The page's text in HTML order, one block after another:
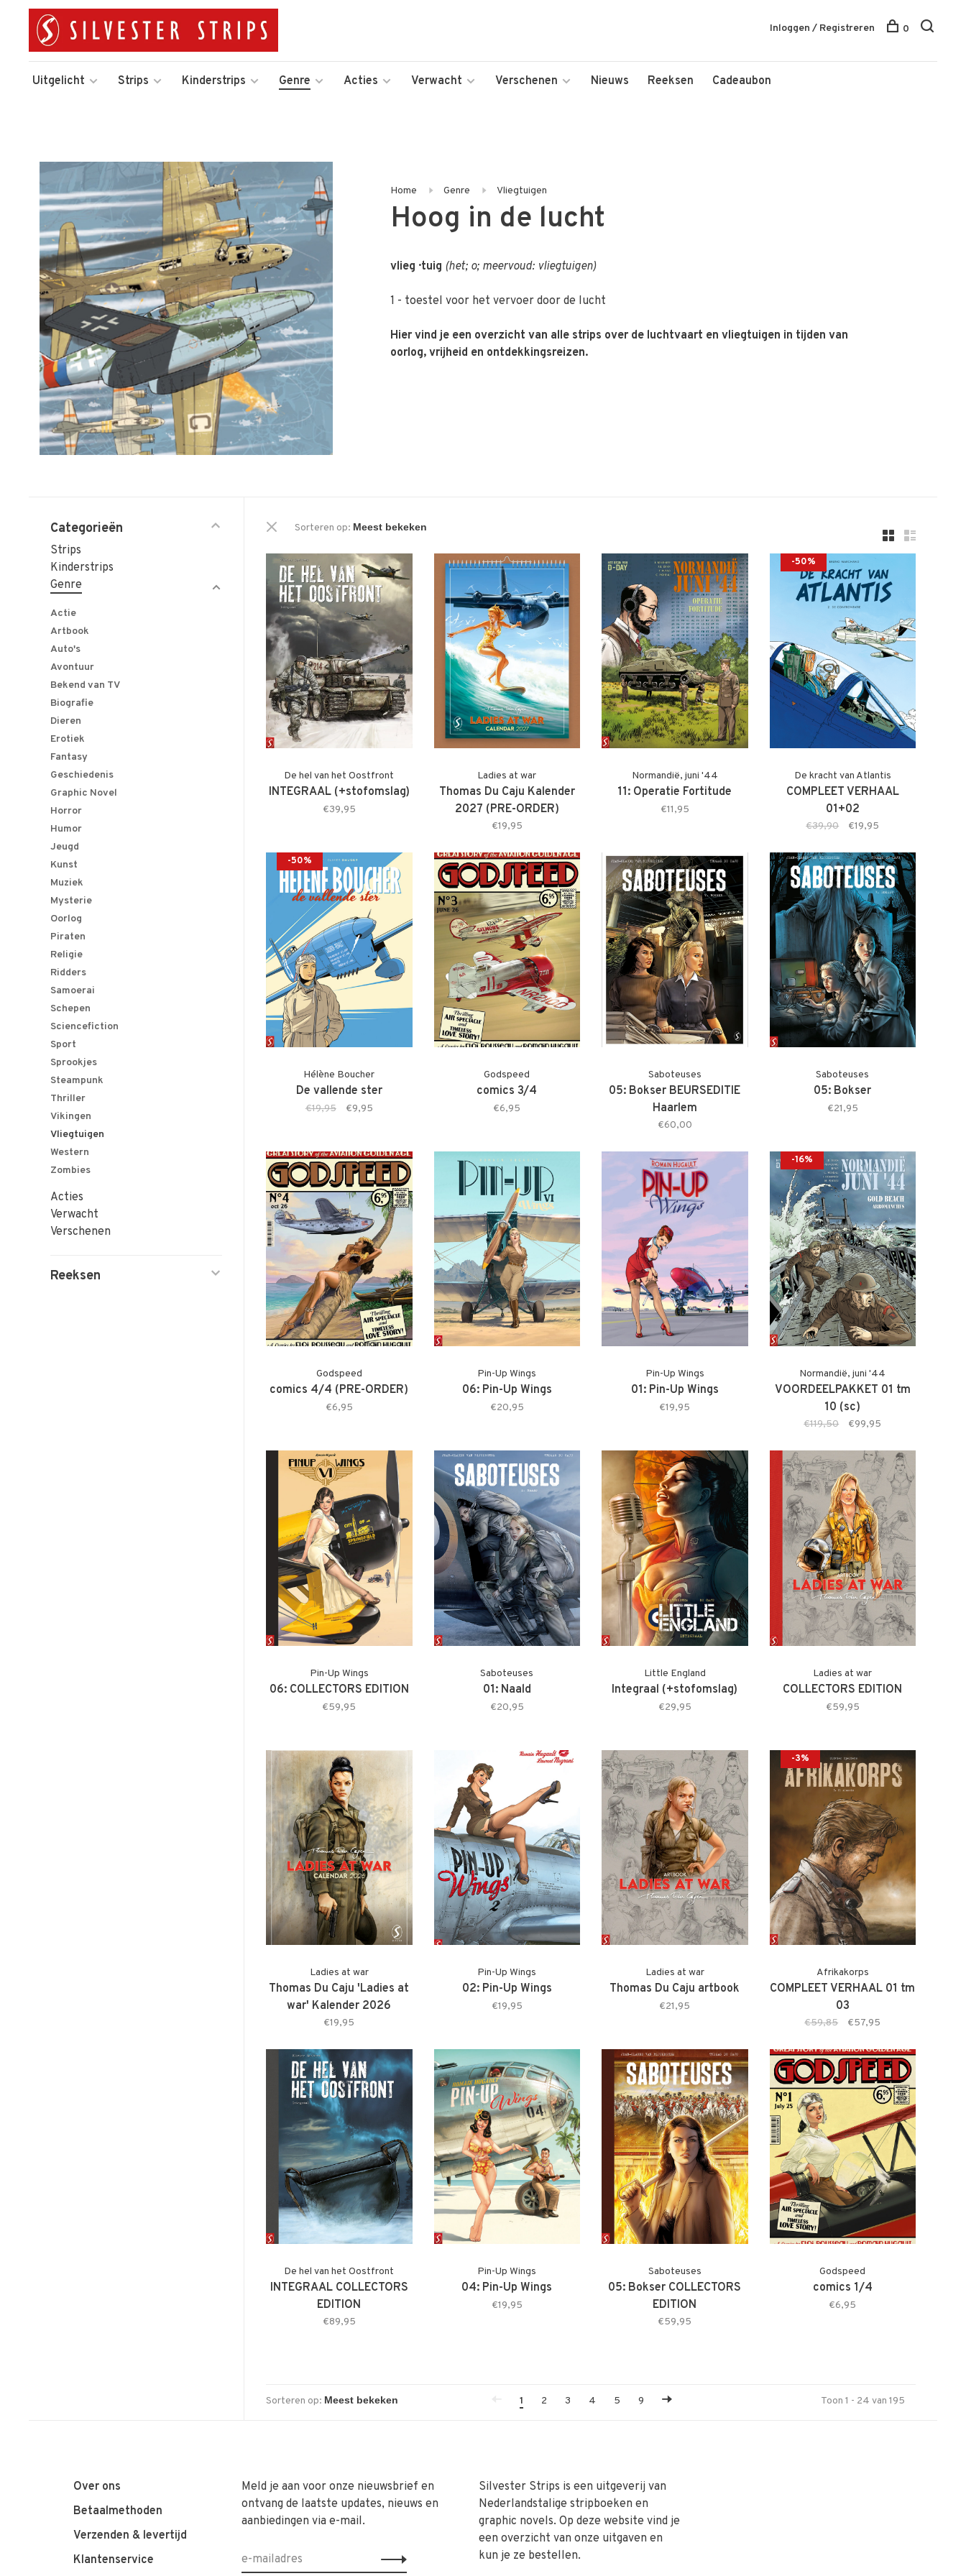
Uitgelicht Strips Kinderstrips Genre Acties Verwacht Verschenen Nieuws Reeksen Cadeaubon
Inloggen / Registreren 0
Home Genre Vliegtuigen
Hoog in de lucht
vlieg · tuig (het; o; meervoud: vliegtuigen)
1 - toestel voor het vervoer door de lucht
Hier vind je een overzicht van alle strips over de luchtvaart en vliegtuigen in tijden van
oorlog, vrijheid en ontdekkingsreizen.
Categorieën
Strips
Kinderstrips
Genre
Actie
Artbook
Auto's
Avontuur
Bekend van TV
Biografie
Dieren
Erotiek
Fantasy
Geschiedenis
Graphic Novel
Horror
Humor
Jeugd
Kunst
Muziek
Mysterie
Oorlog
Piraten
Religie
Ridders
Samoerai
Schepen
Sciencefiction
Sport
Sprookjes
Steampunk
Thriller
Vikingen
Vliegtuigen
Western
Zombies
Acties
Verwacht
Verschenen
Reeksen
Sorteren op:
De hel van het Oostfront
INTEGRAAL (+stofomslag)
€39,95
Ladies at war
Thomas Du Caju Kalender
2027 (PRE-ORDER)
€19,95
Normandië, juni '44
11: Operatie Fortitude
€11,95
-50%
De kracht van Atlantis
COMPLEET VERHAAL
01+02
€39,90 €19,95
-50%
Hélène Boucher
De vallende ster
€19,95 €9,95
Godspeed
comics 3/4
€6,95
Saboteuses
05: Bokser BEURSEDITIE
Haarlem
€60,00
Saboteuses
05: Bokser
€21,95
Godspeed
comics 4/4 (PRE-ORDER)
€6,95
Pin-Up Wings
06: Pin-Up Wings
€20,95
Pin-Up Wings
01: Pin-Up Wings
€19,95
-16%
Normandië, juni '44
VOORDEELPAKKET 01 tm
10 (sc)
€119,50 €99,95
Pin-Up Wings
06: COLLECTORS EDITION
€59,95
Saboteuses
01: Naald
€20,95
Little England
Integraal (+stofomslag)
€29,95
Ladies at war
COLLECTORS EDITION
€59,95
Ladies at war
Thomas Du Caju 'Ladies at
war' Kalender 2026
€19,95
Pin-Up Wings
02: Pin-Up Wings
€19,95
Ladies at war
Thomas Du Caju artbook
€21,95
-3%
Afrikakorps
COMPLEET VERHAAL 01 tm
03
€59,85 €57,95
De hel van het Oostfront
INTEGRAAL COLLECTORS
EDITION
€89,95
Pin-Up Wings
04: Pin-Up Wings
€19,95
Saboteuses
05: Bokser COLLECTORS
EDITION
€59,95
Godspeed
comics 1/4
€6,95
Sorteren op: 1 2 3 4 5 9 Toon 1 - 24 van 195
Over ons
Betaalmethoden
Verzenden & levertijd
Klantenservice
Meld je aan voor onze nieuwsbrief en
ontvang de laatste updates, nieuws en
aanbiedingen via e-mail.
Silvester Strips is een uitgeverij van
Nederlandstalige stripboeken en
graphic novels. Op deze website vind je
een overzicht van onze uitgaven en
kun je ze bestellen.